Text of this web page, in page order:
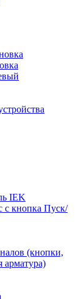
IEK
с кнопка Пуск/
(кнопки,
арматура)